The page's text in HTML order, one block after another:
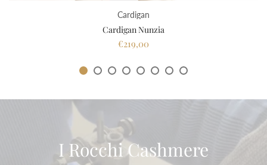
Cardigan
Cardigan Nunzia
€219,00
I Rocchi Cashmere